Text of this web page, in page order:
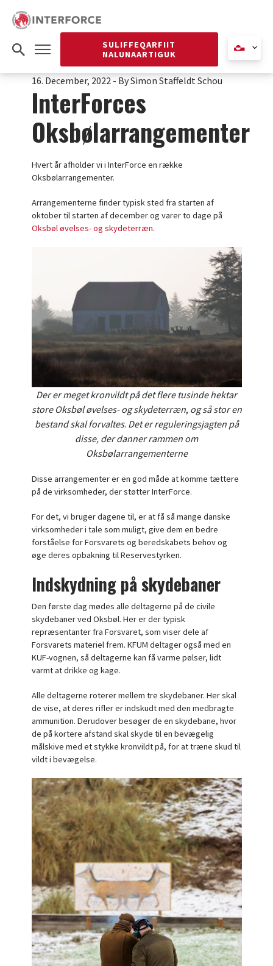
SULIFFEQARFIIT
NALUNAARTIGUK
16. December, 2022- By Simon Staffeldt Schou
InterForces
Oksbølarrangementer
Hvert år afholder vi i InterForce en række
Oksbølarrangementer.
Arrangementerne finder typisk sted fra starten af
oktober til starten af december og varer to dage på
Oksbøl øvelses- og skydeterræn.
Der er meget kronvildt på det flere tusinde hektar
store Oksbøl øvelses- og skydeterræn, og så stor en
bestand skal forvaltes. Det er reguleringsjagten på
disse, der danner rammen om
Oksbølarrangementerne
Disse arrangementer er en god måde at komme tættere
på de virksomheder, der støtter InterForce.
For det, vi bruger dagene til, er at få så mange danske
virksomheder i tale som muligt, give dem en bedre
forståelse for Forsvarets og beredskabets behov og
øge deres opbakning til Reservestyrken.
Indskydning på skydebaner
Den første dag mødes alle deltagerne på de civile
skydebaner ved Oksbøl. Her er der typisk
repræsentanter fra Forsvaret, som viser dele af
Forsvarets materiel frem. KFUM deltager også med en
KUF-vognen, så deltagerne kan få varme pølser, lidt
varmt at drikke og kage.
Alle deltagerne roterer mellem tre skydebaner. Her skal
de vise, at deres rifler er indskudt med den medbragte
ammunition. Derudover besøger de en skydebane, hvor
de på kortere afstand skal skyde til en bevægelig
målskive med et stykke kronvildt på, for at træne skud til
vildt i bevægelse.